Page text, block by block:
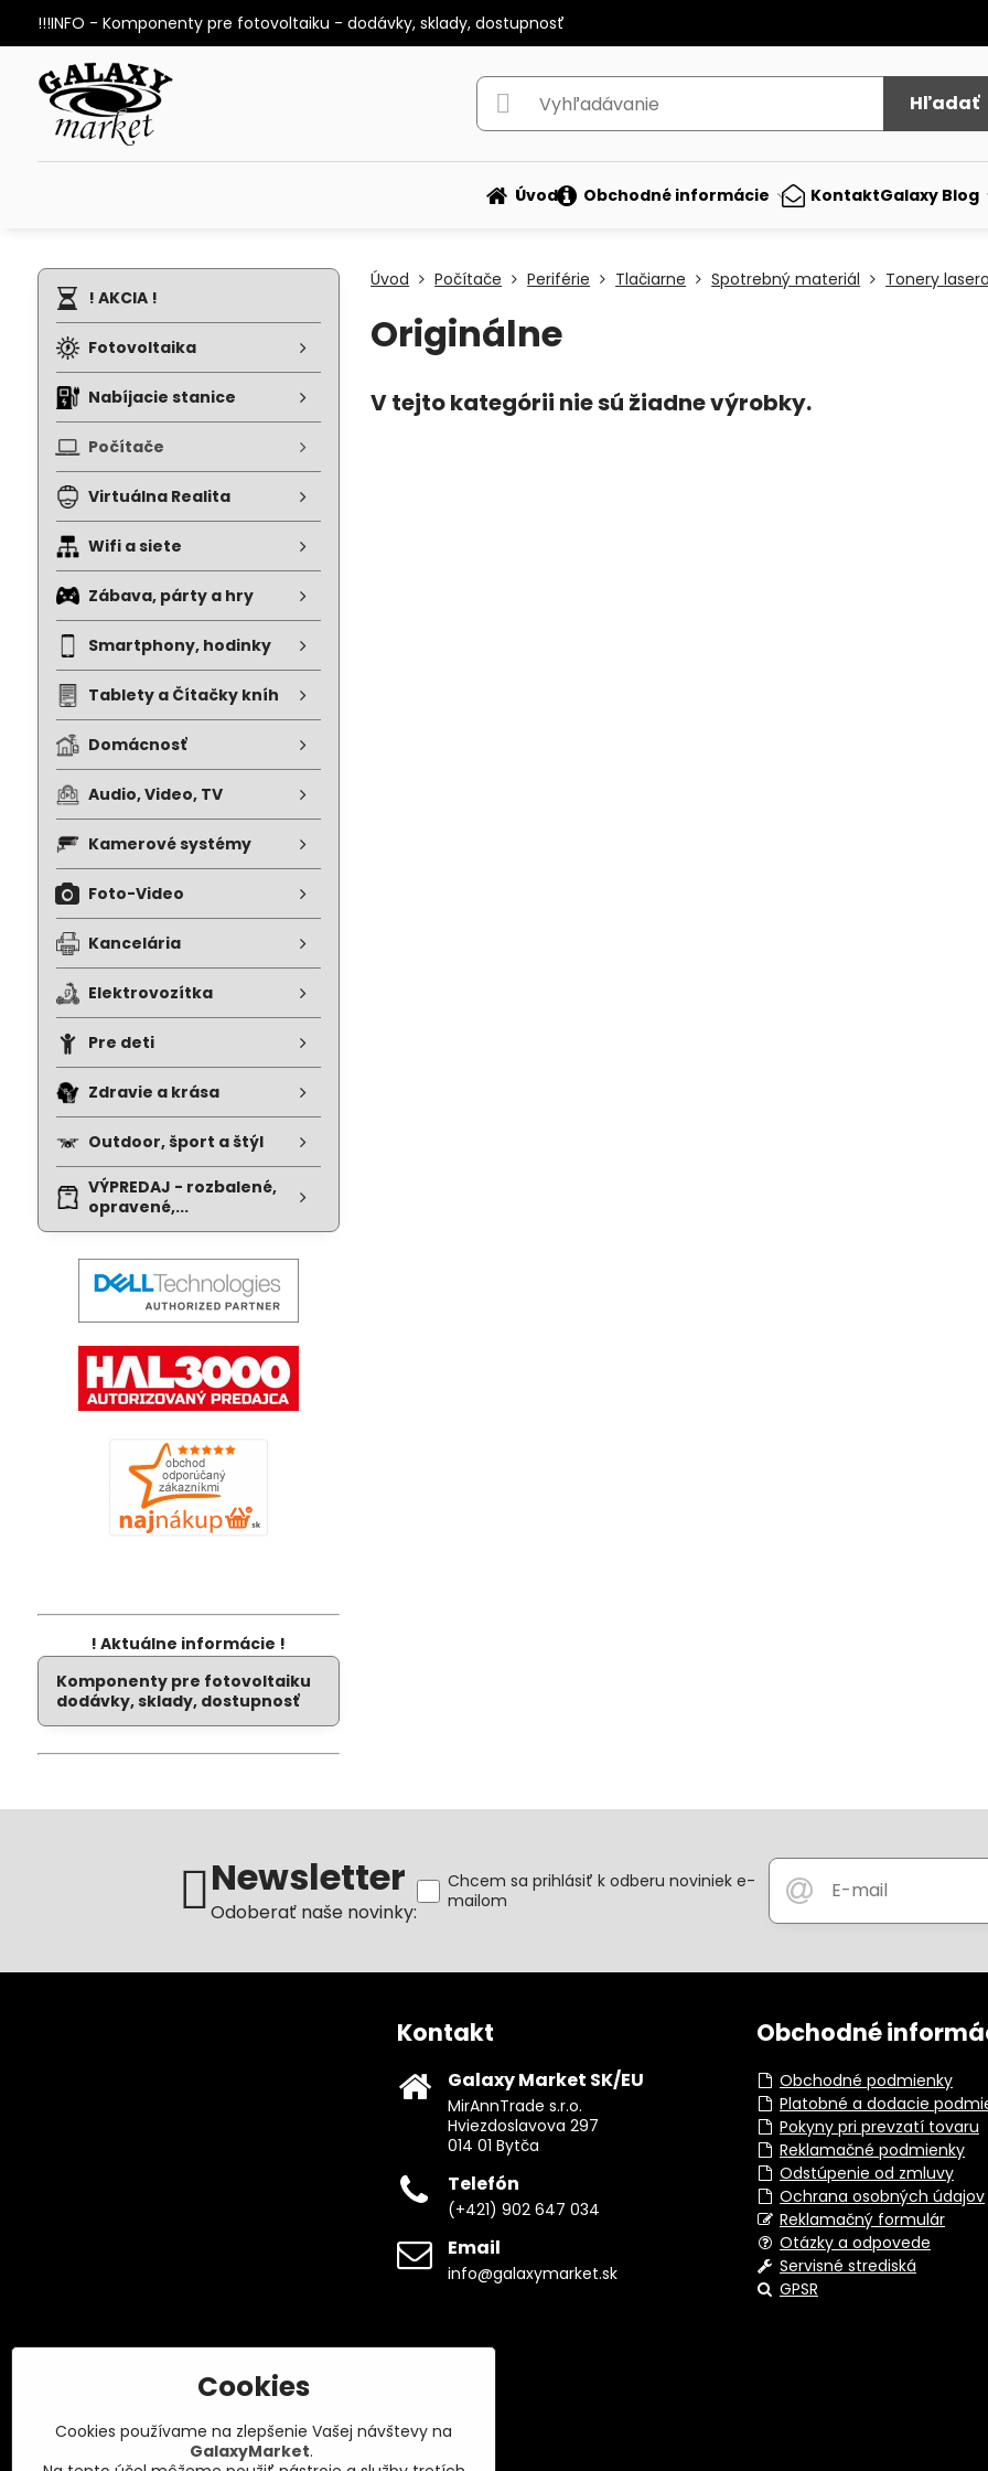
!!!INFO - Komponenty pre fotovoltaiku - dodávky, sklady, dostupnosť
Hľadať
Úvod Obchodné informácie KontaktGalaxy Blog
Úvod Počítače Periférie Tlačiarne Spotrebný materiál Tonery
Originálne
! AKCIA !
Fotovoltaika
Nabíjacie stanice
Počítače
Virtuálna Realita
Wifi a siete
Zábava, párty a hry
Smartphony, hodinky
Tablety a Čítačky kníh
Domácnosť
Audio, Video, TV
Kamerové systémy
Foto-Video
Kancelária
Elektrovozítka
Pre deti
Zdravie a krása
Outdoor, šport a štýl
VÝPREDAJ - rozbalené,
opravené,...
! Aktuálne informácie !
Komponenty pre fotovoltaiku
dodávky, sklady, dostupnosť
Newsletter
Odoberať naše novinky:
Chcem sa prihlásiť k odberu noviniek e-
mailom
Kontakt
Galaxy Market SK/EU
MirAnnTrade s.r.o.
Hviezdoslavova 297
014 01 Bytča
Telefón
(+421) 902 647 034
Email
info@galaxymarket.sk
Obchodné
Obchodné podmienky
Platobné a dodacie
Pokyny pri prevzatí tovaru
Reklamačné podmienky
Odstúpenie od zmluvy
Ochrana osobných údajov
Reklamačný formulár
Otázky a odpovede
Servisné strediská
GPSR
Cookies
Cookies používame na zlepšenie Vašej návštevy na
GalaxyMarket.